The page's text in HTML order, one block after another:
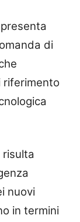
di
riferimento
nuovi
in termini